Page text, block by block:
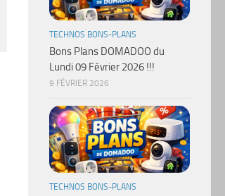
TECHNOS BONS-PLANS
Bons Plans DOMADOO du
Lundi 09 Février 2026 !!!
9 FÉVRIER 2026
TECHNOS BONS-PLANS